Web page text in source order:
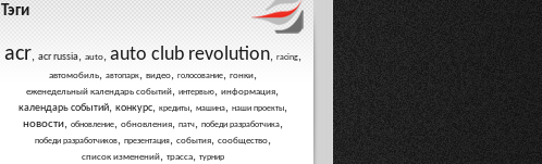
Тэги
acr, acr russia, auto, auto club revolution, racing,
автомобиль, автопарк, видео, голосование, гонки,
еженедельный календарь событий, интервью, информация,
календарь событий, конкурс, кредиты, машина, наши проекты,
новости, обновление, обновления, патч, победи разработчика,
победи разработчиков, презентация, события, сообщество,
список изменений, трасса, турнир